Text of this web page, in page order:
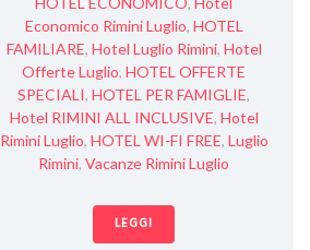
Economico Rimini Luglio, HOTEL
FAMILIARE, Hotel Luglio Rimini, Hotel
Offerte Luglio,HOTEL OFFERTE
SPECIALI,HOTEL PER FAMIGLIE,
Hotel RIMINI ALL INCLUSIVE, Hotel
Rimini Luglio, HOTEL WI-FI FREE, Luglio
Rimini,Vacanze Rimini Luglio
LEGGI